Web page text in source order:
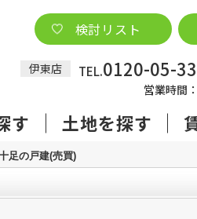
伊東店 TEL.0120-05-
営業時間
検討リスト
す 土地を探す
足の戸建(売買)